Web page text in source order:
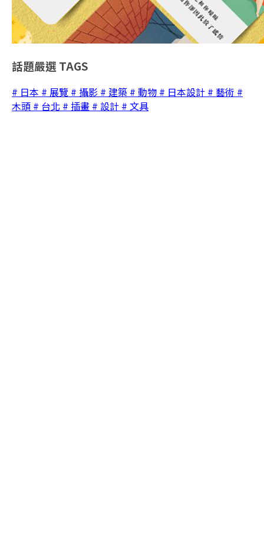
話題嚴選 TAGS
# 日本 # 展覽 # 攝影 # 建築 # 動物 # 日本設計 # 藝術 #
木頭 # 台北 # 插畫 # 設計 # 文具